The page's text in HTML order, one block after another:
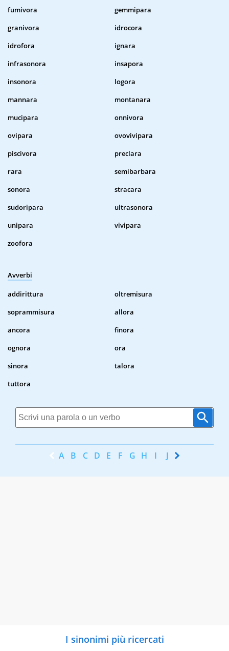
fumivora
gemmipara
granivora
idrocora
idrofora
ignara
infrasonora
insapora
insonora
logora
mannara
montanara
mucipara
onnivora
ovipara
ovovivipara
piscivora
preclara
rara
semibarbara
sonora
stracara
sudoripara
ultrasonora
unipara
vivipara
zoofora
Avverbi
addirittura
oltremisura
soprammisura
allora
ancora
finora
ognora
ora
sinora
talora
tuttora
A B C D E F G H I J K
I sinonimi più ricercati